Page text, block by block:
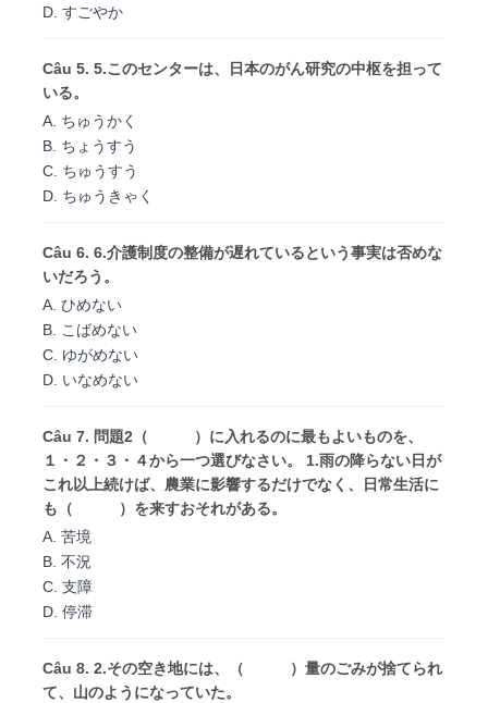
D. すごやか
Câu 5. 5.このセンターは、日本のがん研究の中枢を担って
いる。
A. ちゅうかく
B. ちょうすう
C. ちゅうすう
D. ちゅうきゃく
Câu 6. 6.介護制度の整備が遅れているという事実は否めな
いだろう。
A. ひめない
B. こばめない
C. ゆがめない
D. いなめない
Câu 7. 問題2（ ）に入れるのに最もよいものを、
１・２・３・４から一つ選びなさい。 1.雨の降らない日が
これ以上続けば、農業に影響するだけでなく、日常生活に
も（ ）を来すおそれがある。
A. 苦境
B. 不況
C. 支障
D. 停滞
Câu 8. 2.その空き地には、（ ）量のごみが捨てられ
て、山のようになっていた。